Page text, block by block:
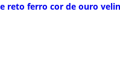
reto ferro cor de ouro